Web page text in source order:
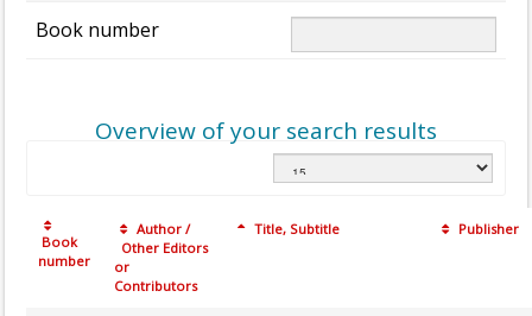
Book number
Overview of your search results
Book
number
Author /
Other Editors
or
Contributors
Title, Subtitle Publisher